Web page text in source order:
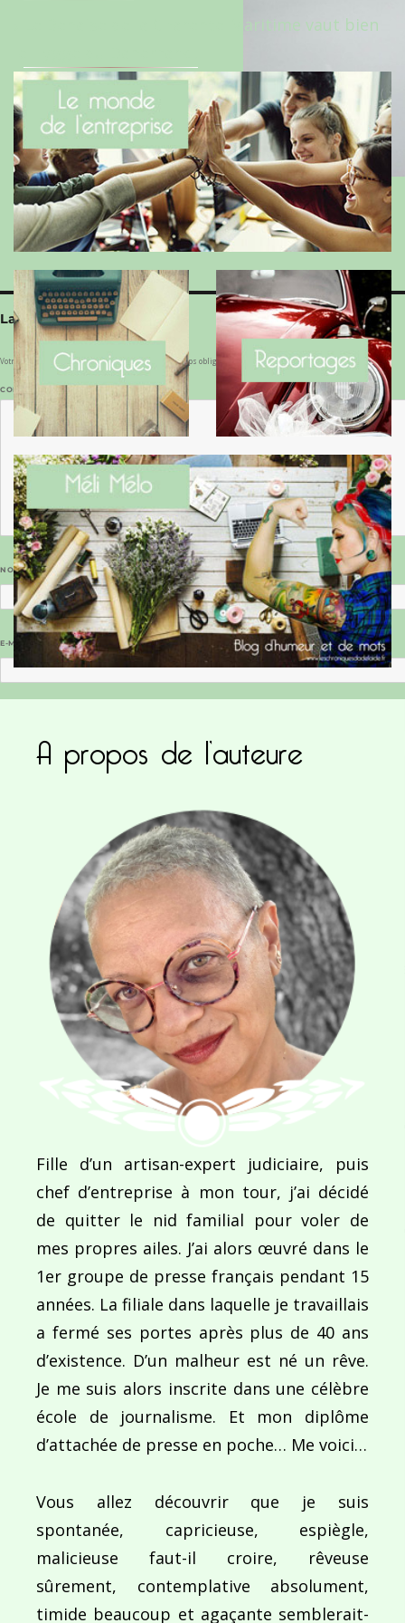
Laisser un commentaire
Votre adresse e-mail ne sera pas publiée. Les champs obligatoires sont indiqués avec*
COMMENTAIRE
NOM*
E-MAIL
Ce site utilise Akismet pour réduire les
commentaires sont traitées.
l’article
PUBLIÉ DANS
Leçon de séduction ou la danse du paon
Le Benaise de la Charente-Maritime vaut bien
A propos de l’auteure
Fille d’un artisan-expert judiciaire, puis
chef d’entreprise à mon tour, j’ai décidé
de quitter le nid familial pour voler de
mes propres ailes. J’ai alors œuvré dans le
1er groupe de presse français pendant 15
années. La filiale dans laquelle je travaillais
a fermé ses portes après plus de 40 ans
d’existence. D’un malheur est né un rêve.
Je me suis alors inscrite dans une célèbre
école de journalisme. Et mon diplôme
d’attachée de presse en poche… Me voici…
Vous allez découvrir que je suis
spontanée, capricieuse, espiègle,
malicieuse faut-il croire, rêveuse
sûrement, contemplative absolument,
timide beaucoup et agaçante semblerait-